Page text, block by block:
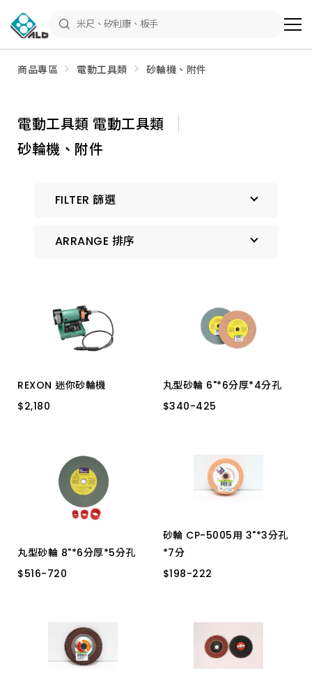
Shop
商
專
具、
商品專區 電動工具類 砂輪機、附件
電動工具類 電動工具類
砂輪機、附件
FILTER 篩選
ARRANGE 排序
上架時間 由新到舊
REXON 迷你砂輪機
$2,180
$2,180
丸型砂輪 6"*6分厚*4分孔
$340-425
$340-425
丸型砂輪 8"*6分厚*5分孔
$516-720
$516-720
砂輪 CP-5005用 3"*3分孔
*7分
$198-222
$198-222